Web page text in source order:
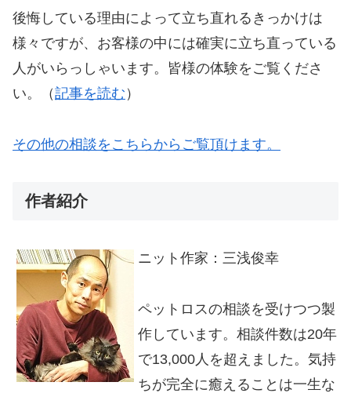
後悔している理由によって立ち直れるきっかけは
様々ですが、お客様の中には確実に立ち直っている
人がいらっしゃいます。皆様の体験をご覧くださ
い。（記事を読む ）
その他の相談をこちらからご覧頂けます。
作者紹介
ニット作家：三浅俊幸
ペットロスの相談を受けつつ製
作しています。相談件数は20年
で13,000人を超えました。気持
ちが完全に癒えることは一生な